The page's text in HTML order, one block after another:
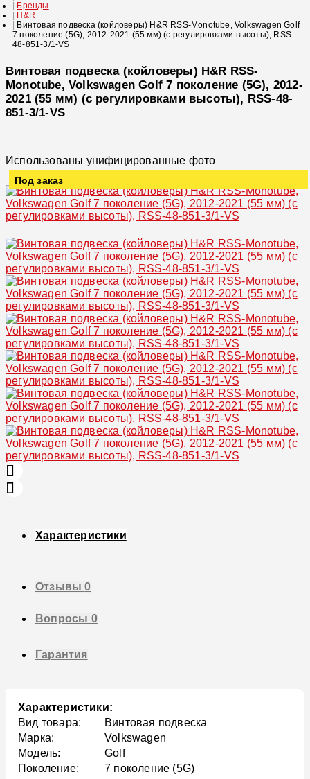
Бренды
H&R
Винтовая подвеска (койловеры) H&R RSS-Monotube, Volkswagen Golf
7 поколение (5G), 2012-2021 (55 мм) (с регулировками высоты), RSS-
48-851-3/1-VS
Винтовая подвеска (койловеры) H&R RSS-
Monotube, Volkswagen Golf 7 поколение (5G), 2012-
2021 (55 мм) (с регулировками высоты), RSS-48-
851-3/1-VS
Использованы унифицированные фото
Под заказ
Характеристики
Отзывы0
Вопросы 0
Гарантия
Характеристики:
Вид товара:
Винтовая подвеска
Марка:
Volkswagen
Модель:
Golf
Поколение:
7 поколение (5G)